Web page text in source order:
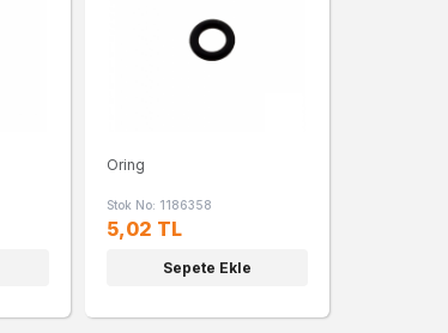
Oring
Stok No: 1186358
5,02 TL
Sepete Ekle